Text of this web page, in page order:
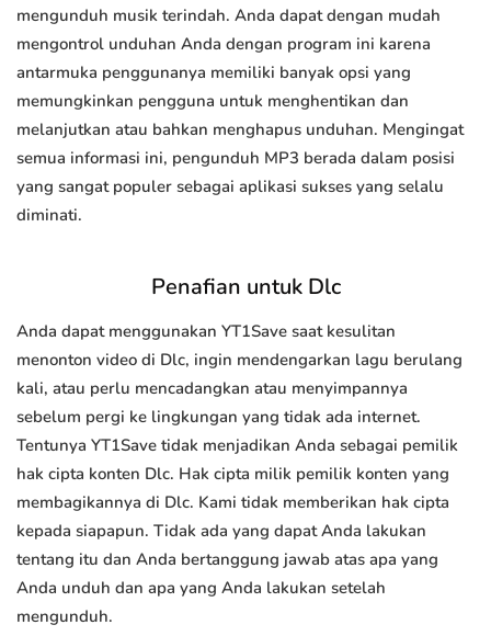
mengunduh musik terindah. Anda dapat dengan mudah
mengontrol unduhan Anda dengan program ini karena
antarmuka penggunanya memiliki banyak opsi yang
memungkinkan pengguna untuk menghentikan dan
melanjutkan atau bahkan menghapus unduhan. Mengingat
semua informasi ini, pengunduh MP3 berada dalam posisi
yang sangat populer sebagai aplikasi sukses yang selalu
diminati.
Penafian untuk Dlc
Anda dapat menggunakan YT1Save saat kesulitan
menonton video di Dlc, ingin mendengarkan lagu berulang
kali, atau perlu mencadangkan atau menyimpannya
sebelum pergi ke lingkungan yang tidak ada internet.
Tentunya YT1Save tidak menjadikan Anda sebagai pemilik
hak cipta konten Dlc. Hak cipta milik pemilik konten yang
membagikannya di Dlc. Kami tidak memberikan hak cipta
kepada siapapun. Tidak ada yang dapat Anda lakukan
tentang itu dan Anda bertanggung jawab atas apa yang
Anda unduh dan apa yang Anda lakukan setelah
mengunduh.